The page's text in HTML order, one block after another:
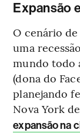
Expansão
O cenário
uma
mundo todo
(dona do
planejando
Nova York
expansão na